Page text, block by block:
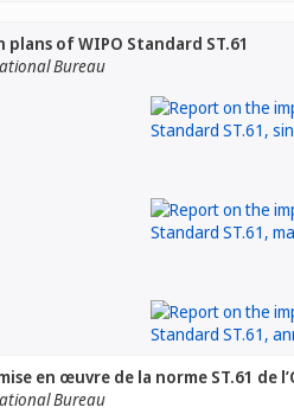
of WIPO Standard ST.61
Bureau
en œuvre de la norme ST.61 de
Bureau